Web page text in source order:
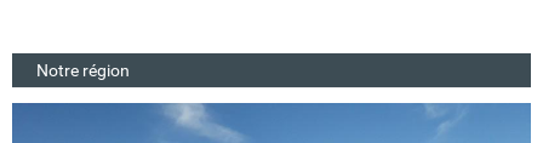
Notre région